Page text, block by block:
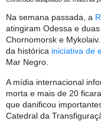
Na semana passada, a
atingiram Odessa e
Chornomorsk e
da histórica iniciativa de
Mar Negro.
A mídia internacional
morta e mais de 20
que danificou
Catedral da